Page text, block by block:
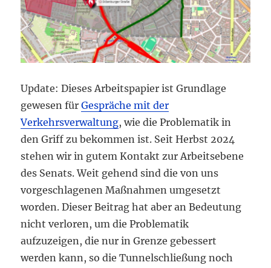
Update: Dieses Arbeitspapier ist Grundlage
gewesen fürGespräche mit der
Verkehrsverwaltung, wie die Problematik in
den Griff zu bekommen ist. Seit Herbst 2024
stehen wir in gutem Kontakt zur Arbeitsebene
des Senats. Weit gehend sind die von uns
vorgeschlagenen Maßnahmen umgesetzt
worden. Dieser Beitrag hat aber an Bedeutung
nicht verloren, um die Problematik
aufzuzeigen, die nur in Grenze gebessert
werden kann, so die Tunnelschließung noch